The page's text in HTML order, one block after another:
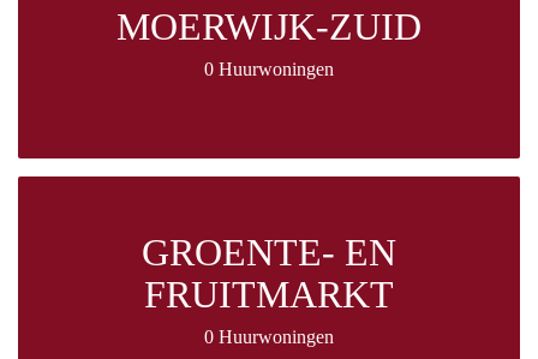
MOERWIJK-ZUID
0 Huurwoningen
GROENTE- EN
FRUITMARKT
0 Huurwoningen